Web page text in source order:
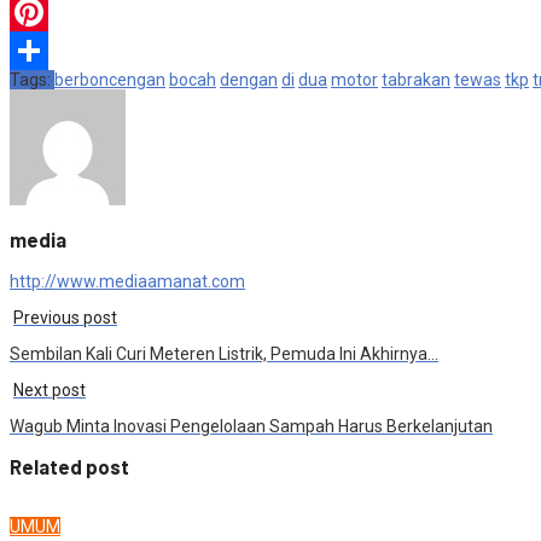
WhatsApp
Pinterest
Share
Tags: berboncengan bocah dengan di dua motortabrakan tewas tkp
media
http://www.mediaamanat.com
Previous post
Sembilan Kali Curi Meteren Listrik, Pemuda Ini Akhirnya…
Next post
Wagub Minta Inovasi Pengelolaan Sampah Harus Berkelanjutan
Related post
UMUM